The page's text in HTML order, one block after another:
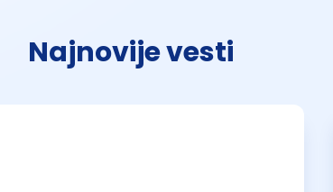
Najnovije vesti